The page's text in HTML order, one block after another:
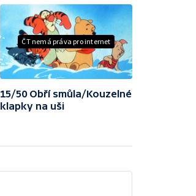
ČT nemá práva pro internet
15/50 Obří smůla/Kouzelné
klapky na uši